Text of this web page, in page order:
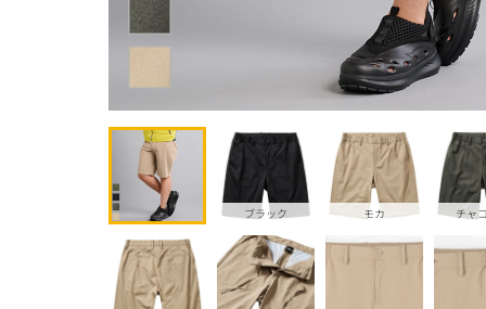
ブラック モカ チャ